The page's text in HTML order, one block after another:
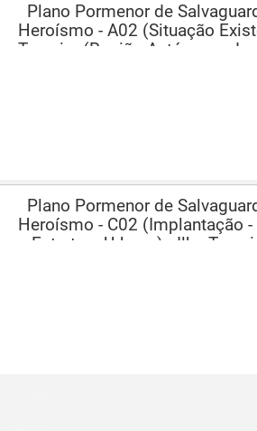
Plano Pormenor de
Heroísmo - A02 (Situação
Terceira (Região Autónoma
Plano Pormenor de
Heroísmo - C02 (Implantação
e Estrutura Urbana) - Ilha